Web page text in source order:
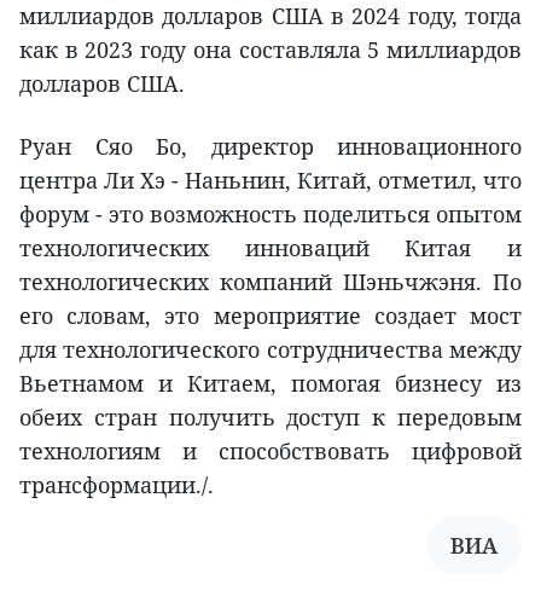
миллиардов долларов США в 2024 году, тогда
как в 2023 году она составляла 5 миллиардов
долларов США.
Руан Сяо Бо, директор инновационного
центра Ли Хэ - Наньнин, Китай, отметил, что
форум - это возможность поделиться опытом
технологических инноваций Китая и
технологических компаний Шэньчжэня. По
его словам, это мероприятие создает мост
для технологического сотрудничества между
Вьетнамом и Китаем, помогая бизнесу из
обеих стран получить доступ к передовым
технологиям и способствовать цифровой
трансформации./.
ВИА